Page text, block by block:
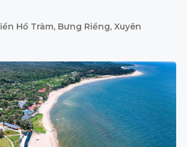
Hồ Tràm, Bưng Riềng, Xuyên